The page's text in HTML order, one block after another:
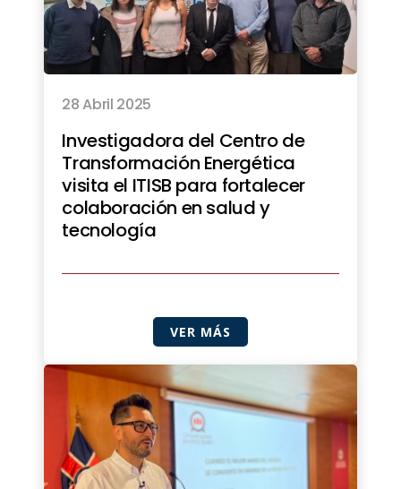
28 Abril 2025
Investigadora del Centro de
Transformación Energética
visita el ITISB para fortalecer
colaboración en salud y
tecnología
VER MÁS